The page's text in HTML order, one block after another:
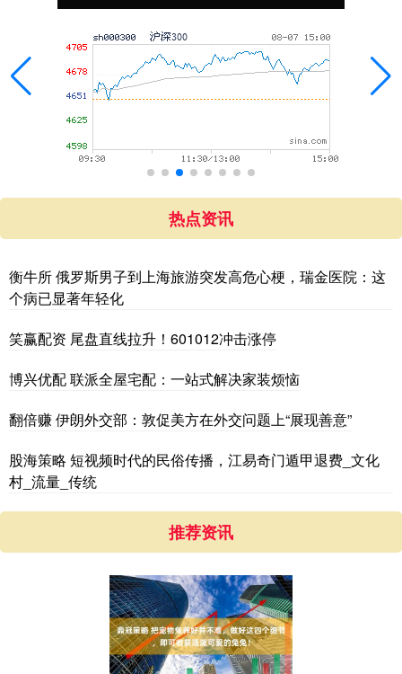
热点资讯
衡牛所 俄罗斯男子到上海旅游突发高危心梗，瑞金医院：这
个病已显著年轻化
笑赢配资 尾盘直线拉升！601012冲击涨停
博兴优配 联派全屋宅配：一站式解决家装烦恼
翻倍赚 伊朗外交部：敦促美方在外交问题上“展现善意”
股海策略 短视频时代的民俗传播，江易奇门遁甲退费_文化
村_流量_传统
推荐资讯